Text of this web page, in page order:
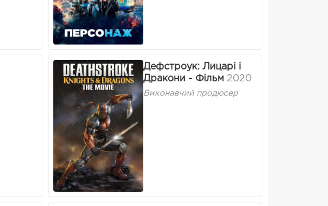
Дефстроук: Лицарі і
Дракони - Фільм 2020
Виконавчий продюсер